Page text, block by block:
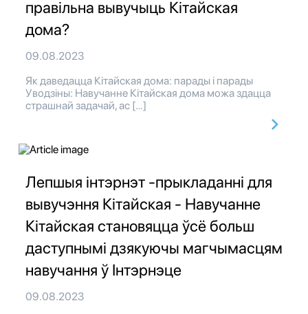
правільна вывучыць Кітайская
дома?
09.08.2023
Як даведацца Кітайская дома: парады і парады
Уводзіны: Навучанне Кітайская дома можа здацца
страшнай задачай, ас […]
Лепшыя інтэрнэт -прыкладанні для
вывучэння Кітайская - Навучанне
Кітайская становяцца ўсё больш
даступнымі дзякуючы магчымасцям
навучання ў Інтэрнэце
09.08.2023